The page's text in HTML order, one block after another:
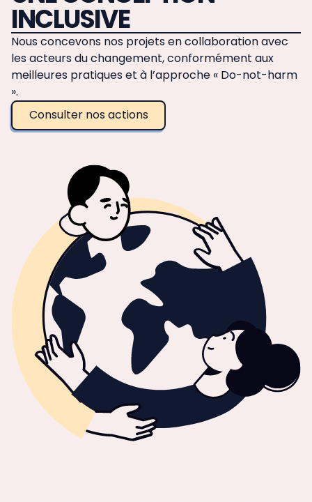
INCLUSIVE
Nous concevons nos projets en collaboration avec
les acteurs du changement, conformément aux
meilleures pratiques et à l’approche « Do-not-harm
».
Consulter nos actions